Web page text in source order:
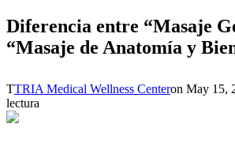
Diferencia entre “Masaje
“Masaje de Anatomía y
TTRIA Medical Wellness Centeron May 15,
lectura